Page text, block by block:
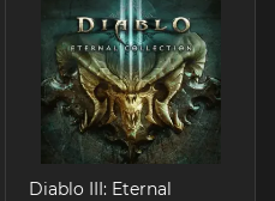
Diablo III: Eternal